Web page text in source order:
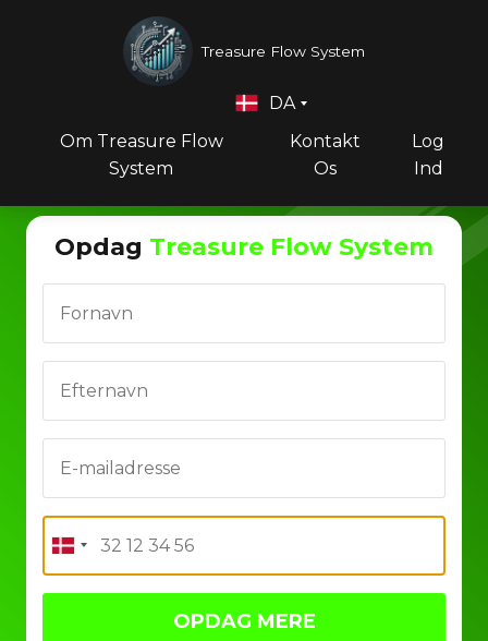
Treasure Flow System
Om Treasure Flow
System
Kontakt
Os
Log
Ind
DA
Opdag Treasure Flow System
OPDAG MERE